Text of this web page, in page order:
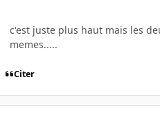
c'est juste plus haut mais les
memes.....
Citer